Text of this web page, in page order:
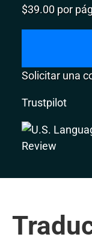
$39.00 por
Solicitar una
Trustpilot